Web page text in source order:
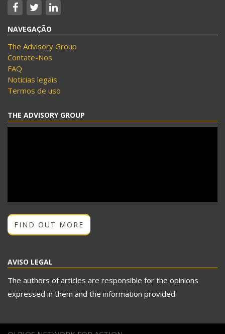
NAVEGAÇÃO
The Advisory Group
Contate-Nos
FAQ
Noticias legais
Termos de uso
THE ADVISORY GROUP
FIND OUT MORE
AVISO LEGAL
The authors of articles are responsible for the opinions
expressed in them and the information provided